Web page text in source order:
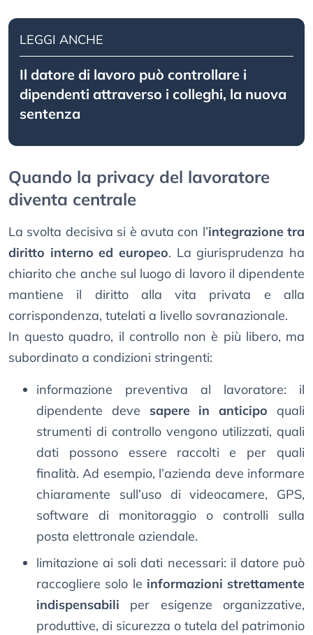
LEGGI ANCHE
Il datore di lavoro può controllare i
dipendenti attraverso i colleghi, la nuova
sentenza
Quando la privacy del lavoratore
diventa centrale
La svolta decisiva si è avuta con l’integrazione tra
diritto interno ed europeo. La giurisprudenza ha
chiarito che anche sul luogo di lavoro il dipendente
mantiene il diritto alla vita privata e alla
corrispondenza, tutelati a livello sovranazionale.
In questo quadro, il controllo non è più libero, ma
subordinato a condizioni stringenti:
informazione preventiva al lavoratore: il
dipendente deve sapere in anticipo quali
strumenti di controllo vengono utilizzati, quali
dati possono essere raccolti e per quali
finalità. Ad esempio, l’azienda deve informare
chiaramente sull’uso di videocamere, GPS,
software di monitoraggio o controlli sulla
posta elettronale aziendale.
limitazione ai soli dati necessari: il datore può
raccogliere solo le informazioni strettamente
indispensabili per esigenze organizzative,
produttive, di sicurezza o tutela del patrimonio